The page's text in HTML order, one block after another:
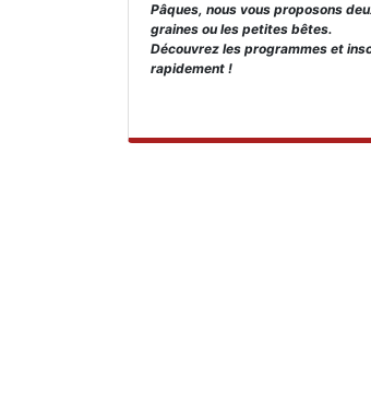
Pâques, nous vous proposons
graines ou les petites bêtes.
Découvrez les programmes et
rapidement !